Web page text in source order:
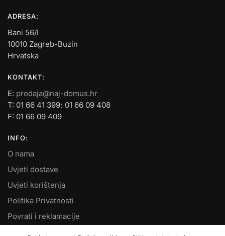
ADRESA:
Bani 56/I
10010 Zagreb-Buzin
Hrvatska
KONTAKT:
E: prodaja@naj-domus.hr
T: 01 66 41 399; 01 66 09 408
F: 01 66 09 409
INFO:
O nama
Uvjeti dostave
Uvjeti korištenja
Politika Privatnosti
Povrati i reklamacije